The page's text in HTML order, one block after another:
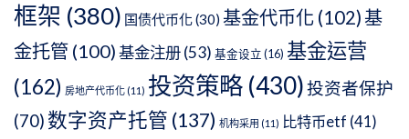
框架 (380) 国债代币化(30) 基金代币化 (102) 基
金托管 (100)基金注册(53) 基金设立 (16) 基金运营
(162) 房地产代币化 (11) 投资策略 (430)投资者保护
(70) 数字资产托管 (137) 机构采用 (11) 比特币etf (41)